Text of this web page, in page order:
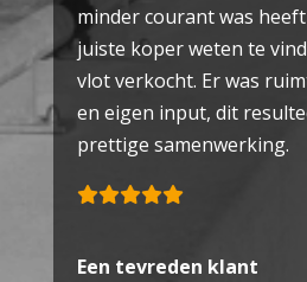
minder courant was
juiste koper weten te
vlot verkocht. Er was
en eigen input, dit
prettige samenwerking.
Een tevreden klant